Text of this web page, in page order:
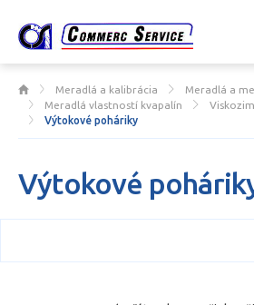
Meradlá a kalibrácia
Meradlá a
Meradlá vlastností kvapalín
Výtokové poháriky
Výtokové